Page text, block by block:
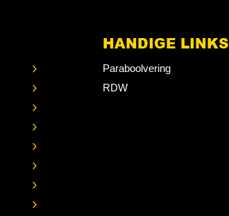
HANDIGE LINKS
Paraboolvering
RDW